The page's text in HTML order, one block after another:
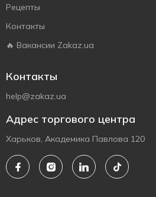
Рецепты
Контакты
🔥 Вакансии Zakaz.ua
Контакты
help@zakaz.ua
Адрес торгового центра
Харьков, Академика Павлова 120